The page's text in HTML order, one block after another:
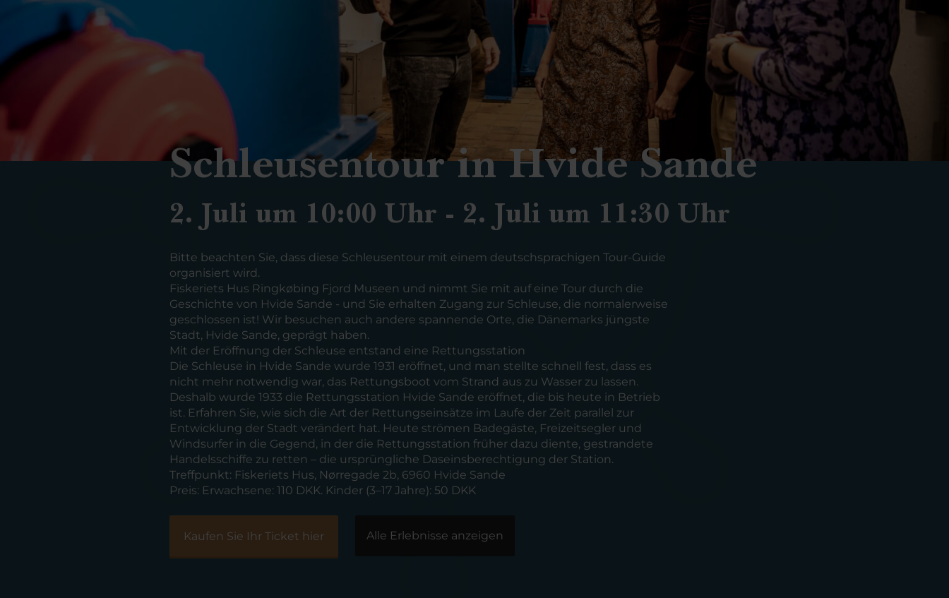
Schleusentour in Hvide Sande
2. Juli um 10:00 Uhr - 2. Juli um 11:30 Uhr
Bitte beachten Sie, dass diese Schleusentour mit einem deutschsprachigen Tour-Guide
organisiert wird.
Fiskeriets Hus Ringkøbing Fjord Museen und nimmt Sie mit auf eine Tour durch die
Geschichte von Hvide Sande - und Sie erhalten Zugang zur Schleuse, die normalerweise
geschlossen ist! Wir besuchen auch andere spannende Orte, die Dänemarks jüngste
Stadt, Hvide Sande, geprägt haben.
Mit der Eröffnung der Schleuse entstand eine Rettungsstation
Die Schleuse in Hvide Sande wurde 1931 eröffnet, und man stellte schnell fest, dass es
nicht mehr notwendig war, das Rettungsboot vom Strand aus zu Wasser zu lassen.
Deshalb wurde 1933 die Rettungsstation Hvide Sande eröffnet, die bis heute in Betrieb
ist. Erfahren Sie, wie sich die Art der Rettungseinsätze im Laufe der Zeit parallel zur
Entwicklung der Stadt verändert hat. Heute strömen Badegäste, Freizeitsegler und
Windsurfer in die Gegend, in der die Rettungsstation früher dazu diente, gestrandete
Handelsschiffe zu retten – die ursprüngliche Daseinsberechtigung der Station.
Treffpunkt: Fiskeriets Hus, Nørregade 2b, 6960 Hvide Sande
Preis: Erwachsene: 110 DKK. Kinder (3–17 Jahre): 50 DKK
Kaufen Sie Ihr Ticket hier Alle Erlebnisse anzeigen